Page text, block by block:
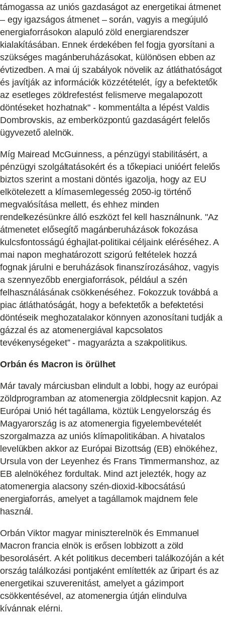
támogassa az uniós gazdaságot az energetikai átmenet
– egy igazságos átmenet – során, vagyis a megújuló
energiaforrásokon alapuló zöld energiarendszer
kialakításában. Ennek érdekében fel fogja gyorsítani a
szükséges magánberuházásokat, különösen ebben az
évtizedben. A mai új szabályok növelik az átláthatóságot
és javítják az információk közzétételét, így a befektetők
az esetleges zöldrefestést felismerve megalapozott
döntéseket hozhatnak" - kommentálta a lépést Valdis
Dombrovskis, az emberközpontú gazdaságért felelős
ügyvezető alelnök.
Míg Mairead McGuinness, a pénzügyi stabilitásért, a
pénzügyi szolgáltatásokért és a tőkepiaci unióért felelős
biztos szerint a mostani döntés igazolja, hogy az EU
elkötelezett a klímasemlegesség 2050-ig történő
megvalósítása mellett, és ehhez minden
rendelkezésünkre álló eszközt fel kell használnunk. "Az
átmenetet elősegítő magánberuházások fokozása
kulcsfontosságú éghajlat-politikai céljaink eléréséhez. A
mai napon meghatározott szigorú feltételek hozzá
fognak járulni e beruházások finanszírozásához, vagyis
a szennyezőbb energiaforrások, például a szén
felhasználásának csökkenéséhez. Fokozzuk továbbá a
piac átláthatóságát, hogy a befektetők a befektetési
döntéseik meghozatalakor könnyen azonosítani tudják a
gázzal és az atomenergiával kapcsolatos
tevékenységeket” - magyarázta a szakpolitikus.
Orbán és Macron is örülhet
Már tavaly márciusban elindult a lobbi, hogy az európai
zöldprogramban az atomenergia zöldplecsnit kapjon. Az
Európai Unió hét tagállama, köztük Lengyelország és
Magyarország is az atomenergia figyelembevételét
szorgalmazza az uniós klímapolitikában. A hivatalos
levelükben akkor az Európai Bizottság (EB) elnökéhez,
Ursula von der Leyenhez és Frans Timmermanshoz, az
EB alelnökéhez fordultak. Mind azt jelezték, hogy az
atomenergia alacsony szén-dioxid-kibocsátású
energiaforrás, amelyet a tagállamok majdnem fele
használ.
Orbán Viktor magyar miniszterelnök és Emmanuel
Macron francia elnök is erősen lobbizott a zöld
besorolásért. A két politikus decemberi találkozóján a két
ország találkozási pontjaként említették az űripart és az
energetikai szuverenitást, amelyet a gázimport
csökkentésével, az atomenergia útján elindulva
kívánnak elérni.